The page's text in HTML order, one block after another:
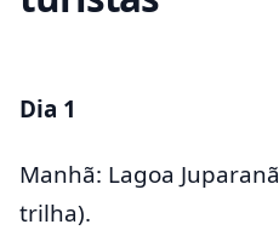
Dia 1
Manhã: Lagoa
trilha).